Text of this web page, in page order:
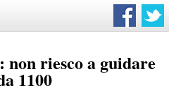
non riesco a guidare
1100